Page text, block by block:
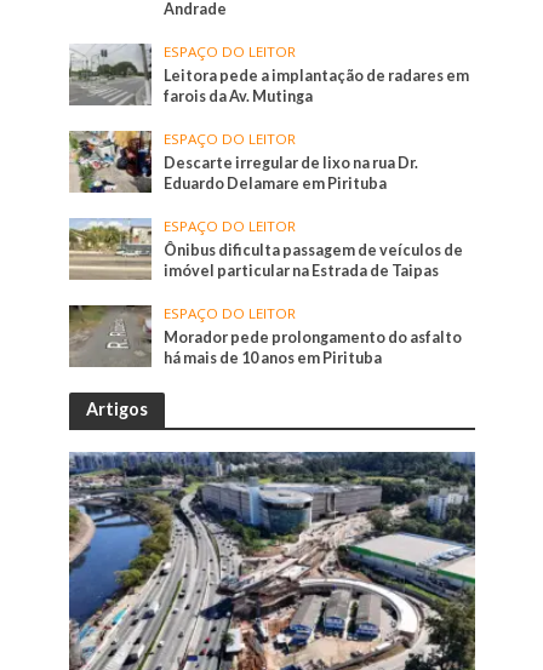
Andrade
ESPAÇO DO LEITOR
Leitora pede a implantação de radares em
farois da Av. Mutinga
ESPAÇO DO LEITOR
Descarte irregular de lixo na rua Dr.
Eduardo Delamare em Pirituba
ESPAÇO DO LEITOR
Ônibus dificulta passagem de veículos de
imóvel particular na Estrada de Taipas
ESPAÇO DO LEITOR
Morador pede prolongamento do asfalto
há mais de 10 anos em Pirituba
Artigos